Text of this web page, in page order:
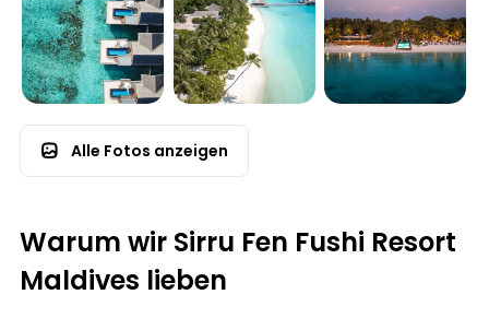
Alle Fotos anzeigen
Warum wir Sirru Fen Fushi Resort
Maldives lieben